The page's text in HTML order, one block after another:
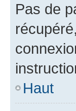
Pas de
Haut